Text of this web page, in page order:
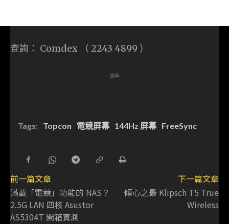
查詢： Comdex （ 2243 4899 ）
- 廣告 -
Tags: Topcon 電競屏幕 144Hz 屏幕 FreeSync
前一篇文章
滿載「電競」功能的 NAS？
2.5G LAN 四核 Asustor
AS5304T 開箱實測
下一篇文章
傾心之最 Klipsch T5 True
Wireless